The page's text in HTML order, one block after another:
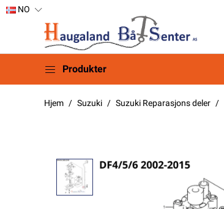
NO
Produkter
Hjem Suzuki Suzuki Reparasjons deler